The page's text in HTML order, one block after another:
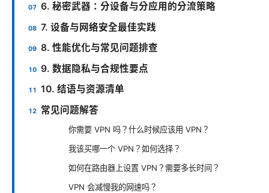
6. 秘密武器：分设备与分应用的分流策略
7. 设备与网络安全最佳实践
8. 性能优化与常见问题排查
9. 数据隐私与合规性要点
10. 结语与资源清单
常见问题解答
你需要 VPN 吗？什么时候应该用 VPN？
我该买哪一个 VPN？如何选择？
如何在路由器上设置 VPN？需要多长时间？
VPN 会减慢我的网速吗？